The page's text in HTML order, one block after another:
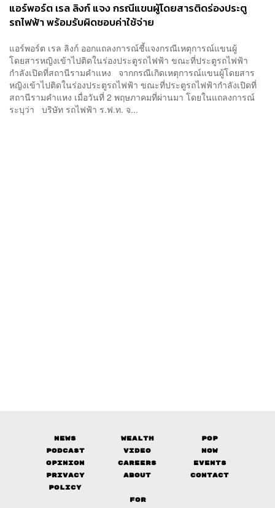
แอร์พอร์ต เรล ลิงก์ แจง กรณีแขนผู้โดยสารติดร่องประตู
รถไฟฟ้า พร้อมรับผิดชอบค่าใช้จ่าย
แอร์พอร์ต เรล ลิงก์ ออกแถลงการณ์ชี้แจงกรณีเหตุการณ์แขนผู้
โดยสารหญิงเข้าไปติดในร่องประตูรถไฟฟ้า ขณะที่ประตูรถไฟฟ้า
กำลังเปิดที่สถานีรามคำแหง จากกรณีเกิดเหตุการณ์แขนผู้โดยสาร
หญิงเข้าไปติดในร่องประตูรถไฟฟ้า ขณะที่ประตูรถไฟฟ้ากำลังเปิดที่
สถานีรามคำแหง เมื่อวันที่ 2 พฤษภาคมที่ผ่านมา โดยในแถลงการณ์
ระบุว่า บริษัท รถไฟฟ้า ร.ฟ.ท. จ...
News Wealth
Pop
Podcast
Video
Now
Opinion
Careers
Events
Privacy
Policy
About Contact
FOR